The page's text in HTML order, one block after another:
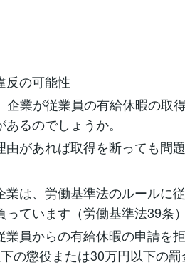
反の可能性
企業が従業員の有給休暇の取
るのでしょうか。
由があれば取得を断っても問
業は、労働基準法のルールに
っています（労働基準法39条）
業員からの有給休暇の申請を
の懲役または30万円以下の